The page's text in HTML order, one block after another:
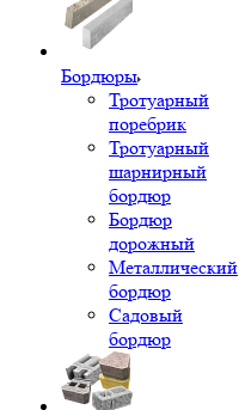
Бордюры
Тротуарный
поребрик
Тротуарный
шарнирный
бордюр
Бордюр
дорожный
Металлический
бордюр
Садовый
бордюр